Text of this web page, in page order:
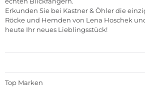
Erkunden Sie bei Kastner & Öhlerdie
Röcke und Hemden von Lena Hoschek
heute Ihr neues Lieblingsstück!
Top Marken